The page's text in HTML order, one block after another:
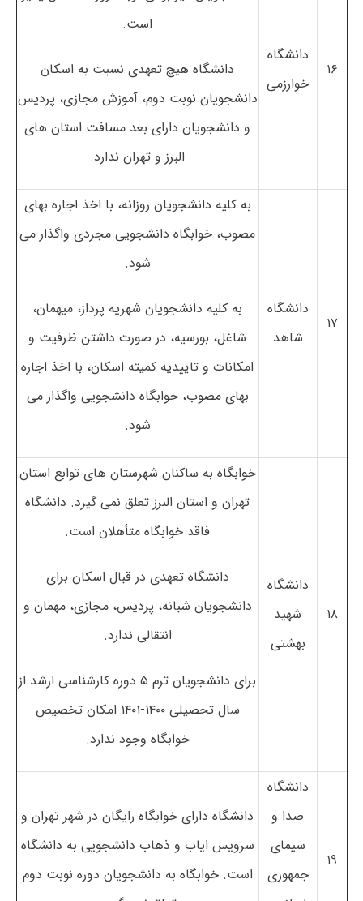
۱۶
دانشگاه
خوارزمی
است.
دانشگاه هیچ تعهدی نسبت به اسکان
دانشجویان نوبت دوم، آموزش مجازی، پردیس
و دانشجویان دارای بعد مسافت استان های
البرز و تهران ندارد.
۱۷
دانشگاه
شاهد
به کلیه دانشجویان روزانه، با اخذ اجاره بهای
مصوب، خوابگاه دانشجویی مجردی واگذار می
شود.
به کلیه دانشجویان شهریه پرداز، میهمان،
شاغل، بورسیه، در صورت داشتن ظرفیت و
امکانات و تاییدیه کمیته اسکان، با اخذ اجاره
بهای مصوب، خوابگاه دانشجویی واگذار می
شود.
۱۸
دانشگاه
شهید
بهشتی
خوابگاه به ساکنان شهرستان های توابع استان
تهران و استان البرز تعلق نمی گیرد. دانشگاه
فاقد خوابگاه متأهلان است.
دانشگاه تعهدی در قبال اسکان برای
دانشجویان شبانه، پردیس، مجازی، مهمان و
انتقالی ندارد.
برای دانشجویان ترم ۵ دوره کارشناسی ارشد از
سال تحصیلی ۱۴۰۰-۱۴۰۱ امکان تخصیص
خوابگاه وجود ندارد.
۱۹
دانشگاه
صدا و
سیمای
جمهوری
دانشگاه دارای خوابگاه رایگان در شهر تهران و
سرویس ایاب و ذهاب دانشجویی به دانشگاه
است. خوابگاه به دانشجویان دوره نوبت دوم